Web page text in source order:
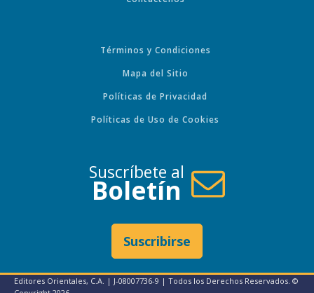
Términos y Condiciones
Mapa del Sitio
Políticas de Privacidad
Políticas de Uso de Cookies
Suscríbete al
Boletín
Suscribirse
Editores Orientales, C.A. | J-08007736-9 | Todos los Derechos Reservados. ©